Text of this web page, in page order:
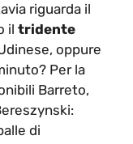
riguarda il
il tridente
oppure
Per la
Barreto,
di